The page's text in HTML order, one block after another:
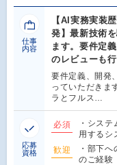
仕事
内容
【AI実務実装
発】最新技術
ます。要件定
のレビューも
要件定義、開発
っていただきま
ラとフルス…
応募
資格
必須
・シス
用するシ
歓迎
・部下
のご経験